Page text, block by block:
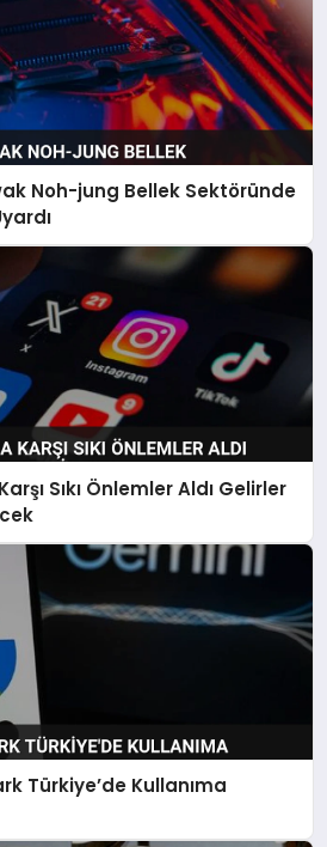
Noh-jung Bellek Sektöründe
Sıkı Önlemler Aldı Gelirler
Türkiye’de Kullanıma